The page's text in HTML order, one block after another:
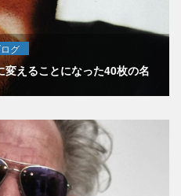
グ
えることになった40枚の名